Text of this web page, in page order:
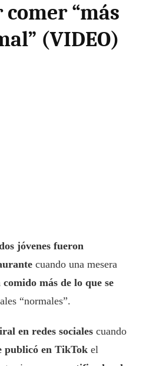
“más
(VIDEO)
jóvenes fueron
cuando una mesera
más de lo que se
“normales”.
en redes sociales cuando
publicó en TikTok el